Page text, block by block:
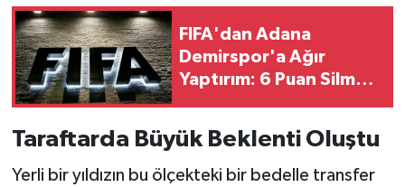
FIFA'dan Adana
Demirspor'a Ağır
Yaptırım: 6 Puan Silme
Taraftarda Büyük Beklenti Oluştu
Yerli bir yıldızın bu ölçekteki bir bedelle transfer